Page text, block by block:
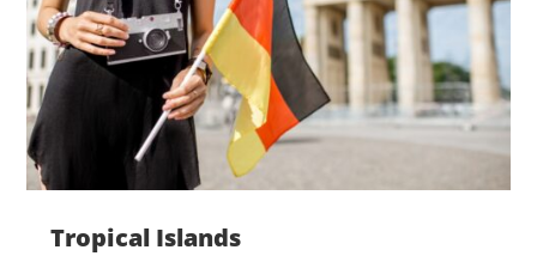
Tropical Islands